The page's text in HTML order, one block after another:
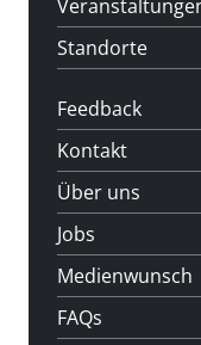
Standorte
Feedback
Kontakt
Über uns
Jobs
Medienwunsch
FAQs